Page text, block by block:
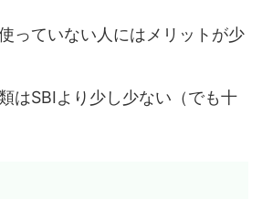
っていない人にはメリットが少
はSBIより少し少ない（でも十